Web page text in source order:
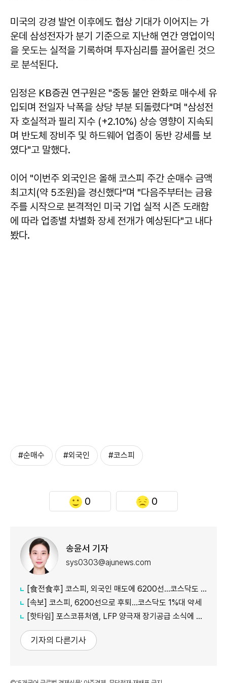
미국의 강경 발언 이후에도 협상 기대가 이어지는 가
운데 삼성전자가 분기 기준으로 지난해 연간 영업이익
을 웃도는 실적을 기록하며 투자심리를 끌어올린 것으
로 분석된다.
임정은 KB증권 연구원은 "중동 불안 완화로 매수세 유
입되며 전일자 낙폭을 상당 부분 되돌렸다"며 "삼성전
자 호실적과 필리 지수 (+2.10%) 상승 영향이 지속되
며 반도체 장비주 및 하드웨어 업종이 동반 강세를 보
였다"고 말했다.
이어 "이번주 외국인은 올해 코스피 주간 순매수 금액
최고치(약 5조원)을 경신했다"며 "다음주부터는 금융
주를 시작으로 본격적인 미국 기업 실적 시즌 도래함
에 따라 업종별 차별화 장세 전개가 예상된다"고 내다
봤다.
#순매수 #외국인 #코스피
0 0
송윤서 기자
sys0303@ajunews.com
[食전食후] 코스피, 외국인 매도에 6200선…코스닥도 약세
[속보] 코스피, 6200선으로 후퇴…코스닥도 1%대 약세
[핫타임] 포스코퓨처엠, LFP 양극재 장기공급 소식에 6%대 강세
기자의 다른기사